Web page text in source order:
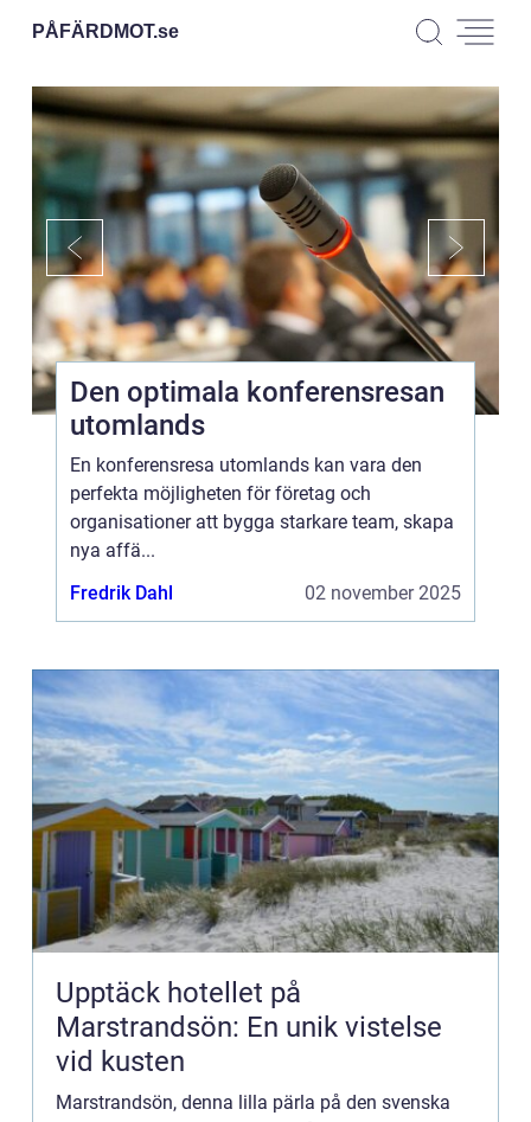
PÅFÄRDMOT.se
Den optimala konferensresan
utomlands
En konferensresa utomlands kan vara den
perfekta möjligheten för företag och
organisationer att bygga starkare team, skapa
nya affä...
Fredrik Dahl
02 november 2025
Upptäck hotellet på
Marstrandsön: En unik vistelse
vid kusten
Marstrandsön, denna lilla pärla på den svenska